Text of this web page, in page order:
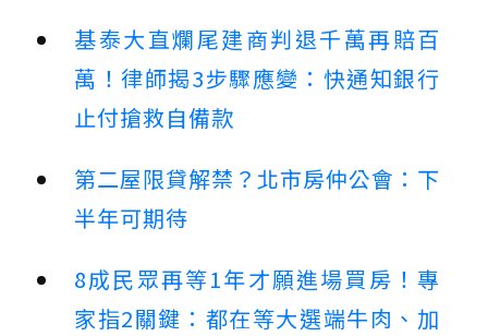
基泰大直爛尾建商判退千萬再賠百
萬！律師揭3步驟應變：快通知銀行
止付搶救自備款
第二屋限貸解禁？北市房仲公會：下
半年可期待
8成民眾再等1年才願進場買房！專
家指2關鍵：都在等大選端牛肉、加